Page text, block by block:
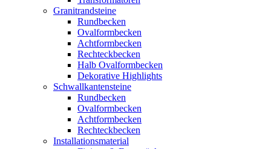
Granitrandsteine
Rundbecken
Ovalformbecken
Achtformbecken
Rechteckbecken
Halb Ovalformbecken
Dekorative Highlights
Schwallkantensteine
Rundbecken
Ovalformbecken
Achtformbecken
Rechteckbecken
Installationsmaterial